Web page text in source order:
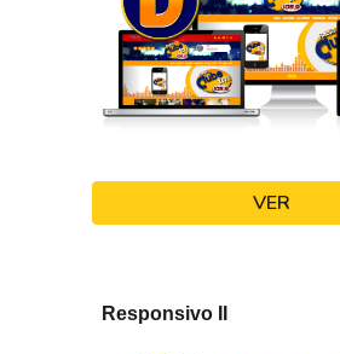
VER
Responsivo II